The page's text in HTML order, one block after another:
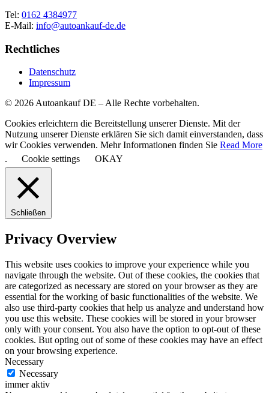
Tel: 0162 4384977
E-Mail: info@autoankauf-de.de
Rechtliches
Datenschutz
Impressum
© 2026 Autoankauf DE – Alle Rechte vorbehalten.
Cookies erleichtern die Bereitstellung unserer Dienste. Mit der
Nutzung unserer Dienste erklären Sie sich damit einverstanden, dass
wir Cookies verwenden. Mehr Informationen finden Sie Read More
.
Cookie settings OKAY
Schließen
Privacy Overview
This website uses cookies to improve your experience while you
navigate through the website. Out of these cookies, the cookies that
are categorized as necessary are stored on your browser as they are
essential for the working of basic functionalities of the website. We
also use third-party cookies that help us analyze and understand how
you use this website. These cookies will be stored in your browser
only with your consent. You also have the option to opt-out of these
cookies. But opting out of some of these cookies may have an effect
on your browsing experience.
Necessary
Necessary
immer aktiv